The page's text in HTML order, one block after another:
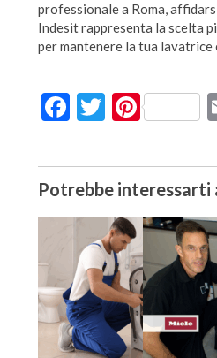
professionale a Roma,
Indesit rappresenta la scelta
per mantenere la tua
Facebook
Twitter
Potrebbe interessarti